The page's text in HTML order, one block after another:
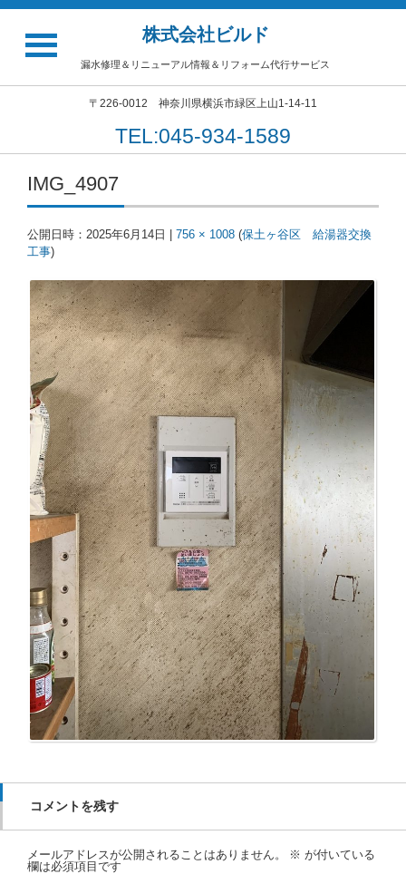
株式会社ビルド
漏水修理＆リニューアル情報＆リフォーム代行サービス
〒226-0012 神奈川県横浜市緑区上山1-14-11
TEL:045-934-1589
IMG_4907
公開日時： 2025年6月14日 756 × 1008 (保土ヶ谷区 給湯器交換
工事)
コメントを残す
メールアドレスが公開されることはありません。 ※ が付いている
欄は必須項目です